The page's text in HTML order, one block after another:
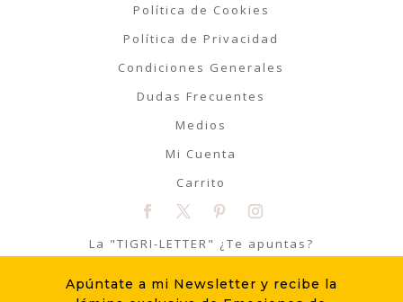
Apúntate a mi Newsletter y recibe la
Política de Cookies
Política de Privacidad
Condiciones Generales
Dudas Frecuentes
Medios
Mi Cuenta
Carrito
La "TIGRI-LETTER" ¿Te apuntas?
ME APUNTO